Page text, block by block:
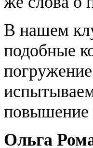
В нашем
подобные
повышение
Ольга